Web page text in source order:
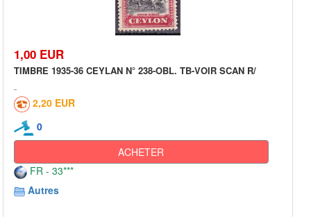
1,00 EUR
TIMBRE 1935-36 CEYLAN N° 238-OBL. TB-VOIR SCAN R/
2,20 EUR
0
ACHETER
FR - 33***
Autres